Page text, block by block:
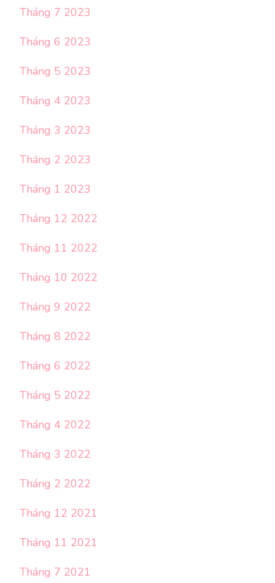
Tháng 7 2023
Tháng 6 2023
Tháng 5 2023
Tháng 4 2023
Tháng 3 2023
Tháng 2 2023
Tháng 1 2023
Tháng 12 2022
Tháng 11 2022
Tháng 10 2022
Tháng 9 2022
Tháng 8 2022
Tháng 6 2022
Tháng 5 2022
Tháng 4 2022
Tháng 3 2022
Tháng 2 2022
Tháng 12 2021
Tháng 11 2021
Tháng 7 2021